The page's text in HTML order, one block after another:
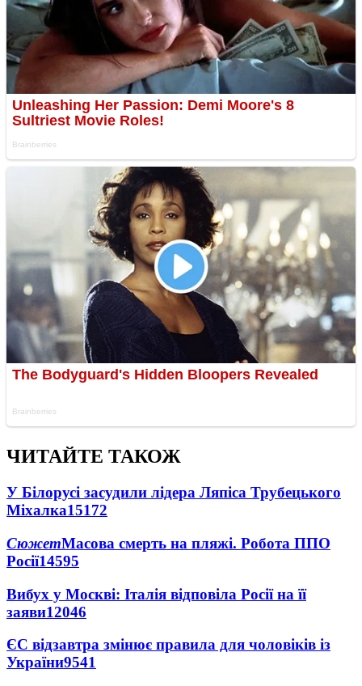
ЧИТАЙТЕ ТАКОЖ
У Білорусі засудили лідера Ляпіса Трубецького
Міхалка15172
СюжетМасова смерть на пляжі. Робота ППО
Росії14595
Вибух у Москві: Італія відповіла Росії на її
заяви12046
ЄС відзавтра змінює правила для чоловіків із
України9541